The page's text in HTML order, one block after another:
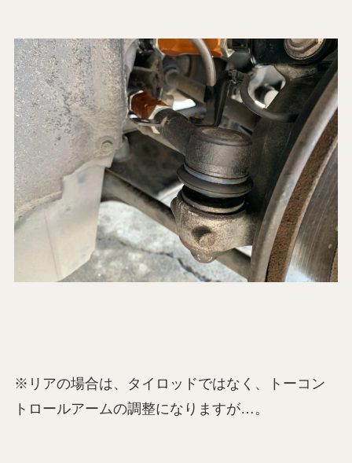
※リアの場合は、タイロッドではなく、トーコン
トロールアームの調整になりますが…。